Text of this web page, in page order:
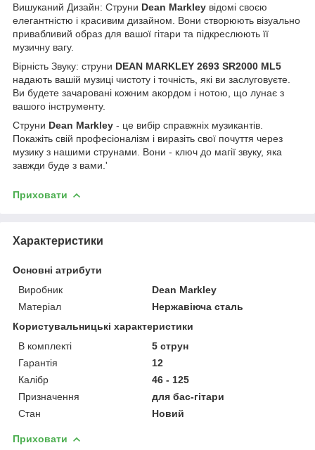
Вишуканий Дизайн: Струни Dean Markley відомі своєю
елегантністю і красивим дизайном. Вони створюють візуально
привабливий образ для вашої гітари та підкреслюють її
музичну вагу.
Вірність Звуку: струни DEAN MARKLEY 2693 SR2000 ML5
надають вашій музиці чистоту і точність, які ви заслуговуєте.
Ви будете зачаровані кожним акордом і нотою, що лунає з
вашого інструменту.
Струни Dean Markley - це вибір справжніх музикантів.
Покажіть свій професіоналізм і виразіть свої почуття через
музику з нашими струнами. Вони - ключ до магії звуку, яка
завжди буде з вами.'
Приховати
Характеристики
Основні атрибути
Виробник
Dean Markley
Матеріал
Нержавіюча сталь
Користувальницькі характеристики
В комплекті
5 струн
Гарантія
12
Калібр
46 - 125
Призначення
для бас-гітари
Стан
Новий
Приховати